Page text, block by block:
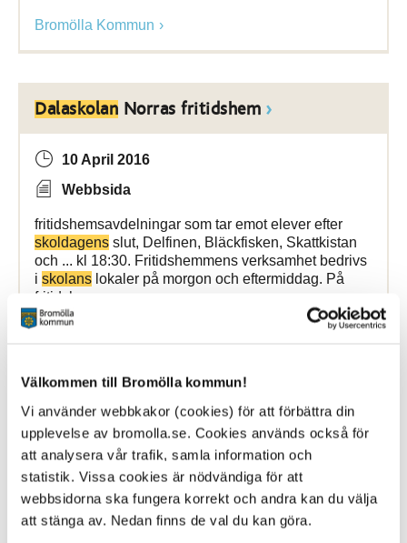
Välkommen till Bromölla kommun!
Vi använder webbkakor (cookies) för att förbättra din
upplevelse av bromolla.se. Cookies används också för
att analysera vår trafik, samla information och
statistik. Vissa cookies är nödvändiga för att
webbsidorna ska fungera korrekt och andra kan du välja
att stänga av. Nedan finns de val du kan göra.
Bromölla Kommun
Dalaskolan Norras fritidshem
10 April 2016
Webbsida
fritidshemsavdelningar som tar emot elever efter
skoldagens slut, Delfinen, Bläckfisken, Skattkistan
och ... kl 18:30. Fritidshemmens verksamhet bedrivs
i skolans lokaler på morgon och eftermiddag. På
fritidshemmen
Bromölla Kommun
DalaskolanNorras fritidshem
8 May 2024
Webbsida
fritidshemsavdelningar som tar emot elever efter